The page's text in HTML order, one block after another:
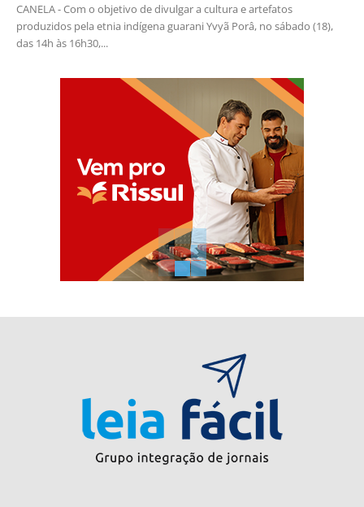
CANELA - Com o objetivo de divulgar a cultura e artefatos
produzidos pela etnia indígena guarani Yvyã Porâ, no sábado (18),
das 14h às 16h30,...